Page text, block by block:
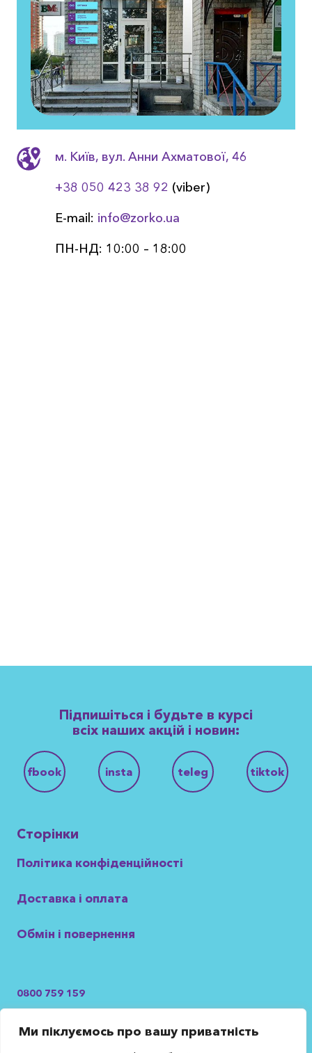
Ми піклуємось про вашу приватність
м. Київ, вул. Анни Ахматовоï, 46
+38 050 423 38 92 (viber)
E-mail: info@zorko.ua
ПН-НД: 10:00 – 18:00
Підпишіться і будьте в курсі
всіх наших акцій і новин:
fbook insta teleg tiktok
Сторінки
Політика конфіденційності
Доставка і оплата
Обмін і повернення
0800 759 159
Безкоштовно з усіх операторів України
+38 099 099 16 75